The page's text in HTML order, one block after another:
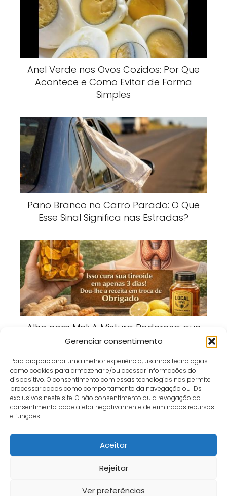
Gerenciar consentimento
Para proporcionar uma melhor experiência, usamos tecnologias
como cookies para armazenar e/ou acessar informações do
dispositivo. O consentimento com essas tecnologias nos permite
processar dados como comportamento da navegação ou IDs
exclusivos neste site. O não consentimento ou a revogação do
consentimento pode afetar negativamente determinados recursos
e funções.
Aceitar
Rejeitar
Ver preferências
Anel Verde nos Ovos Cozidos: Por Que
Acontece e Como Evitar de Forma
Simples
Pano Branco no Carro Parado: O Que
Esse Sinal Significa nas Estradas?
Alho com Mel: A Mistura Poderosa que
Está Conquistando Quem Busca Mais
Café e Gol bem estar
Basta Combinar Esses Dois Ingredientes para Manter
os Ratos e as Baratas Fora de Sua Casa – Simples, Natural e Eficaz!
Política de Privacidade
Sobre
Fale Conosco